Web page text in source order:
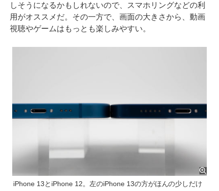
しそうになるかもしれないので、スマホリングなどの利
用がオススメだ。その一方で、画面の大きさから、動画
視聴やゲームはもっとも楽しみやすい。
iPhone 13とiPhone 12。左のiPhone 13の方がほんの少しだけ